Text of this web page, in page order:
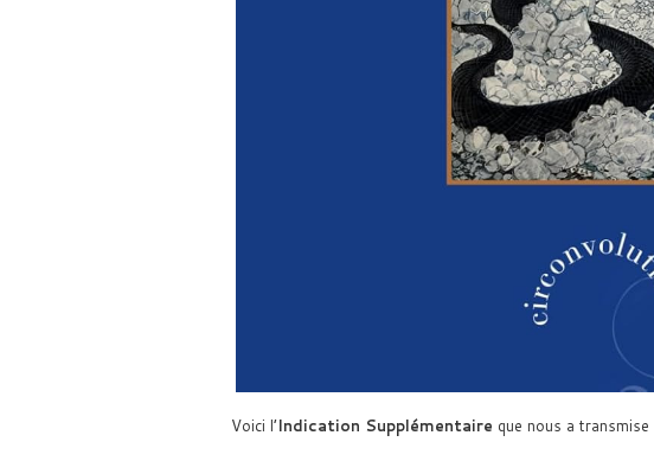
Voici l’Indication Supplémentaire que nous a transmise